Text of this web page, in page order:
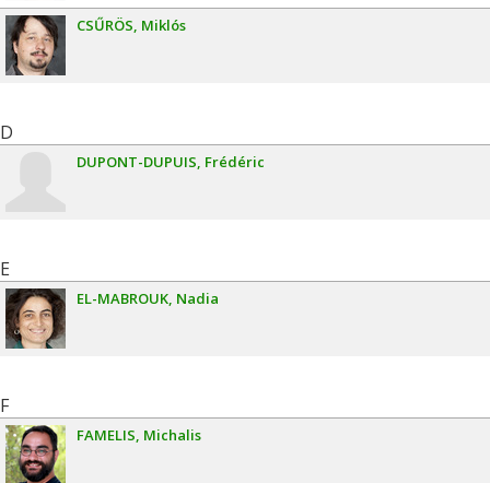
CSŰRÖS Miklós
D
DUPONT-DUPUIS Frédéric
E
EL-MABROUK Nadia
F
FAMELIS Michalis